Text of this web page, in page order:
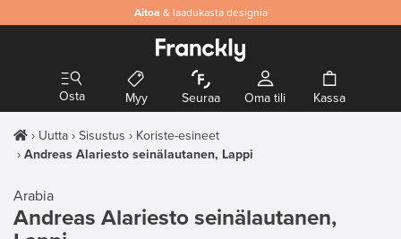
Aitoa & laadukasta designia
Osta Myy Seuraa Oma tili Kassa
Uutta Sisustus
Koriste-esineet
Andreas Alariesto seinälautanen, Lappi
Arabia
Andreas Alariesto seinälautanen,